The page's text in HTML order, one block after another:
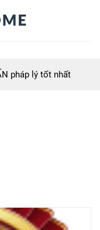
pháp lý tốt nhất